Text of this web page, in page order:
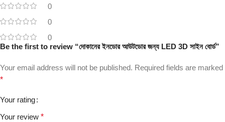
0
0
0
Be the first to review “দোকানের ইনডোর আউটডোর জন্য LED 3D সাইন বোর্ড”
Your email address will not be published. Required fields are marked
*
Your rating
Your review *